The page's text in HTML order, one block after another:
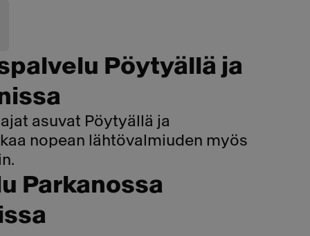
Pöytyällä ja
asuvat Pöytyällä ja
nopean lähtövalmiuden myös
Parkanossa